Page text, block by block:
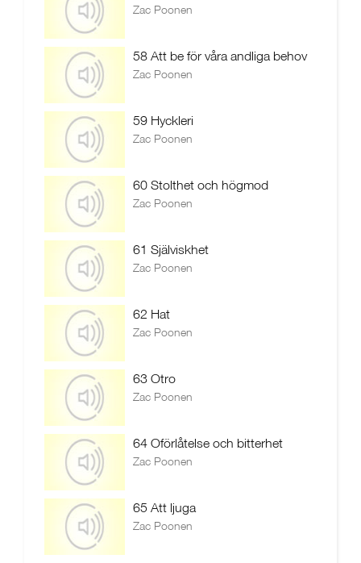
Zac Poonen
58 Att be för våra andliga behov
Zac Poonen
59 Hyckleri
Zac Poonen
60 Stolthet och högmod
Zac Poonen
61 Själviskhet
Zac Poonen
62 Hat
Zac Poonen
63 Otro
Zac Poonen
64 Oförlåtelse och bitterhet
Zac Poonen
65 Att ljuga
Zac Poonen